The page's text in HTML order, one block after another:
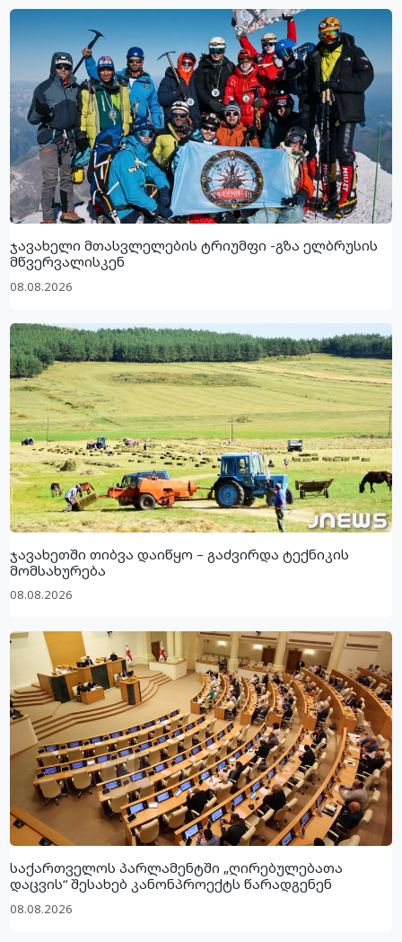
ჯავახელი მთასვლელების ტრიუმფი -გზა ელბრუსის
მწვერვალისკენ
08.08.2026
ჯავახეთში თიბვა დაიწყო – გაძვირდა ტექნიკის
მომსახურება
08.08.2026
საქართველოს პარლამენტში „ღირებულებათა
დაცვის“ შესახებ კანონპროექტს წარადგენენ
08.08.2026